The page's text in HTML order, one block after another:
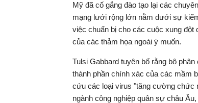
Mỹ đã cố gắng đào tạo lại các
mạng lưới rộng lớn nằm dưới sự
việc chuẩn bị cho các cuộc xung
của các thảm họa ngoài ý muốn.
Tulsi Gabbard tuyên bố rằng bộ
thành phần chính xác của các mầm
cứu các loại virus "tăng cường chức
ngành công nghiệp quân sự châu